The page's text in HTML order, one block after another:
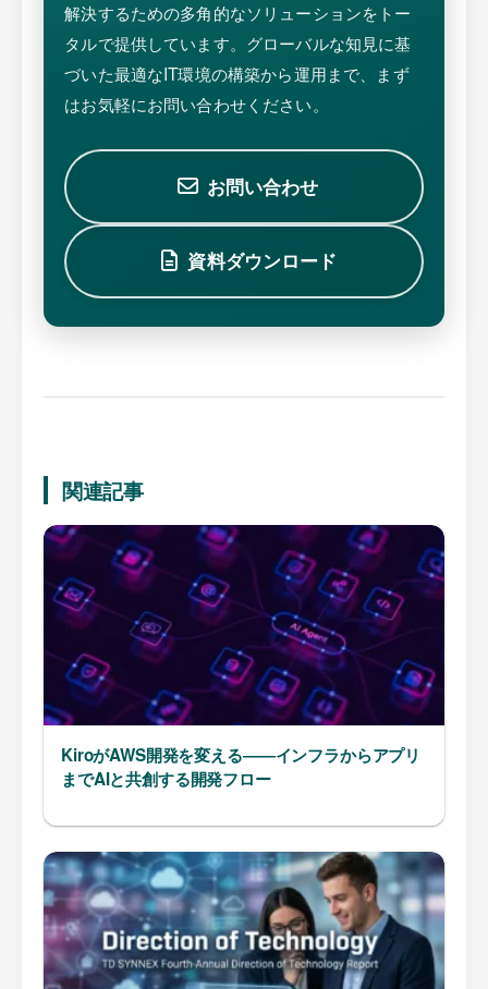
解決するための多角的なソリューションをトー
タルで提供しています。グローバルな知見に基
づいた最適なIT環境の構築から運用まで、まず
はお気軽にお問い合わせください。
お問い合わせ
資料ダウンロード
関連記事
KiroがAWS開発を変える――インフラからアプリ
までAIと共創する開発フロー